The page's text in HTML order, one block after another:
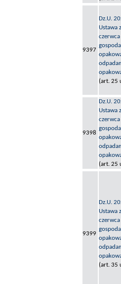
9397
Dz.U.
Ustawa
(art. 25
9398
Dz.U.
Ustawa
(art. 25
9399
Dz.U.
Ustawa
(art. 35